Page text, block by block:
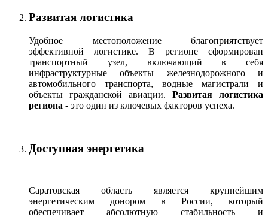
Развитая логистика
Удобное местоположение благоприятствует
эффективной логистике. В регионе сформирован
транспортный узел, включающий в себя
инфраструктурные объекты железнодорожного и
автомобильного транспорта, водные магистрали и
объекты гражданской авиации. Развитая логистика
региона - это один из ключевых факторов успеха.
Доступная энергетика
Саратовская область является крупнейшим
энергетическим донором в России, который
обеспечивает абсолютную стабильность и